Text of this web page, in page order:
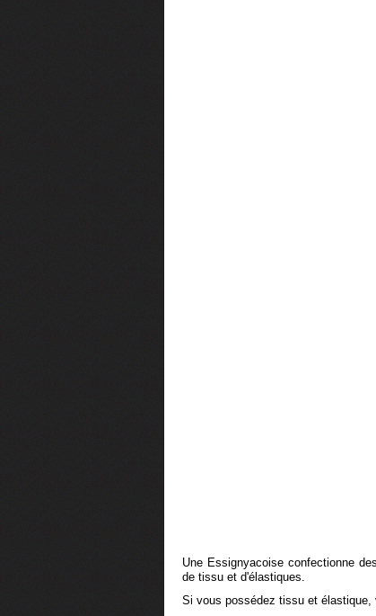
Une Essignyacoise confectionne
de tissu et d'élastiques.
Si vous possédez tissu et